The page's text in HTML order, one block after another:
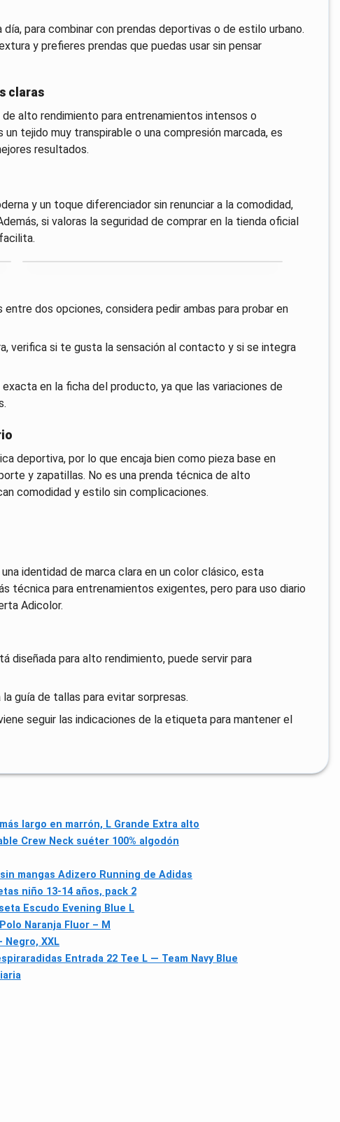
día, para combinar con prendas deportivas o de estilo urbano.
y prefieres prendas que puedas usar sin pensar
claras
alto rendimiento para entrenamientos intensos o
tejido muy transpirable o una compresión marcada, es
resultados.
y un toque diferenciador sin renunciar a la comodidad,
si valoras la seguridad de comprar en la tienda oficial
dos opciones, considera pedir ambas para probar en
verifica si te gusta la sensación al contacto y si se integra
en la ficha del producto, ya que las variaciones de
deportiva, por lo que encaja bien como pieza base en
y zapatillas. No es una prenda técnica de alto
comodidad y estilo sin complicaciones.
identidad de marca clara en un color clásico, esta
técnica para entrenamientos exigentes, pero para uso diario
Adicolor.
diseñada para alto rendimiento, puede servir para
guía de tallas para evitar sorpresas.
seguir las indicaciones de la etiqueta para mantener el
largo en marrón, L Grande Extra alto
Crew Neck suéter 100% algodón
mangas Adizero Running de Adidas
niño 13-14 años, pack 2
Escudo Evening Blue L
Naranja Fluor – M
Negro, XXL
adidas Entrada 22 Tee L — Team Navy Blue